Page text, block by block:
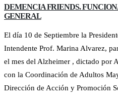
DEMENCIA FRIENDS.
GENERAL
El día 10 de Septiembre la
Intendente Prof. Marina Alvarez,
el mes del Alzheimer , dictado por
con la Coordinación de Adultos
Dirección de Acción y Promoción